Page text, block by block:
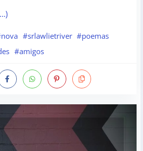
#srlawlietriver #poemas
#amigos